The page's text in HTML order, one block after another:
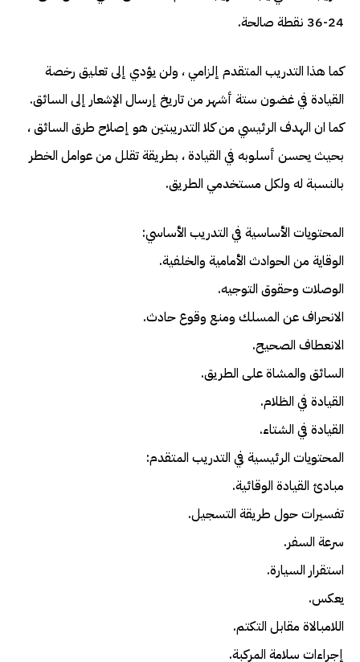
24-36 نقطة صالحة.
كما هذا التدريب المتقدم إلزامي ، ولن يؤدي إلى تعليق رخصة
القيادة في غضون ستة أشهر من تاريخ إرسال الإشعار إلى السائق.
كما ان الهدف الرئيسي من كلا التدريبتين هو إصلاح طرق السائق ،
بحيث يحسن أسلوبه في القيادة ، بطريقة تقلل من عوامل الخطر
بالنسبة له ولكل مستخدمي الطريق.
المحتويات الأساسية في التدريب الأساسي:
الوقاية من الحوادث الأمامية والخلفية.
الوصلات وحقوق التوجيه.
الانحراف عن المسلك ومنع وقوع حادث.
الانعطاف الصحيح.
السائق والمشاة على الطريق.
القيادة في الظلام.
القيادة في الشتاء.
المحتويات الرئيسية في التدريب المتقدم:
مبادئ القيادة الوقائية.
تفسيرات حول طريقة التسجيل.
سرعة السفر.
استقرار السيارة.
يعكس.
اللامبالاة مقابل التكتم.
إجراءات سلامة المركبة.